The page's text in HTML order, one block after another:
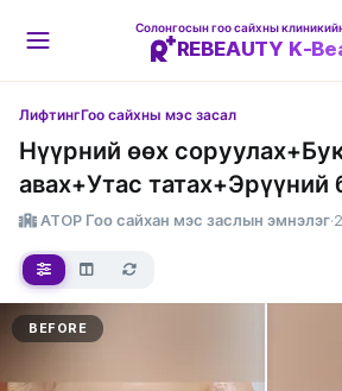
REBEAUTY K-
ЛифтингГоо сайхны мэс засал
Нүүрний өөх
авах+Утас татах+Эрүүний
ATOP Гоо сайхан мэс заслын эмнэлэг·
BEFORE